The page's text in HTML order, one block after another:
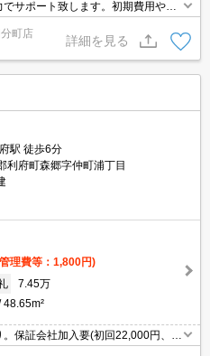
サポート致します。初期費用や契
下さい！
町店
詳細を見る
駅 徒歩6分
利府町森郷字仲町浦丁目
理費等：1,800円)
7.45万
48.65m²
保証会社加入要(初回22,000円、月
。浴室乾燥機付。